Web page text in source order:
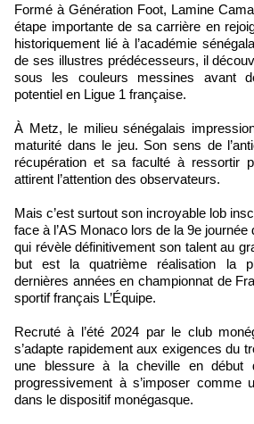
Formé à Génération Foot, Lamine
étape importante de sa carrière en
historiquement lié à l’académie
de ses illustres prédécesseurs, il
sous les couleurs messines avant
potentiel en Ligue 1 française.
À Metz, le milieu sénégalais
maturité dans le jeu. Son sens de
récupération et sa faculté à ressortir
attirent l’attention des observateurs.
Mais c’est surtout son incroyable lob
face à l’AS Monaco lors de la 9e journée
qui révèle définitivement son talent au
but est la quatrième réalisation la
dernières années en championnat de
sportif français L’Équipe.
Recruté à l’été 2024 par le club
s’adapte rapidement aux exigences du
une blessure à la cheville en début
progressivement à s’imposer comme
dans le dispositif monégasque.